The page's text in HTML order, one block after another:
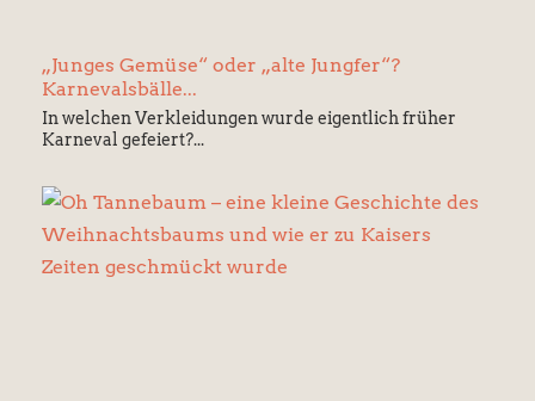
„Junges Gemüse“ oder „alte Jungfer“?
Karnevalsbälle...
In welchen Verkleidungen wurde eigentlich früher
Karneval gefeiert?...